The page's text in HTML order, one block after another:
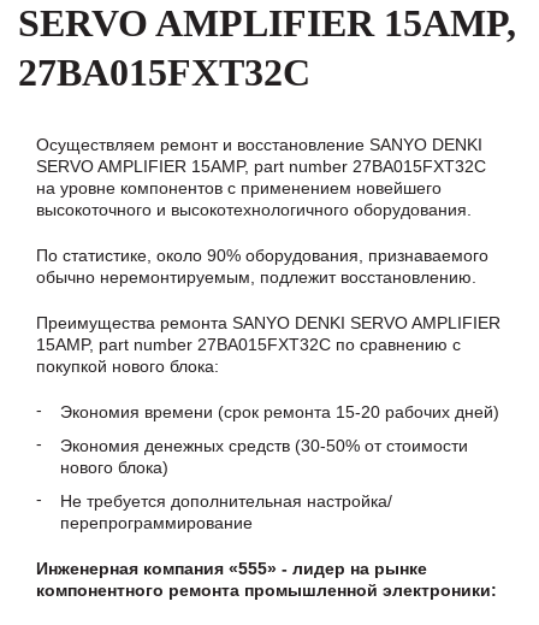
SERVO AMPLIFIER 15AMP,
27BA015FXT32C
Осуществляем ремонт и восстановление SANYO DENKI
SERVO AMPLIFIER 15AMP, part number 27BA015FXT32C
на уровне компонентов с применением новейшего
высокоточного и высокотехнологичного оборудования.
По статистике, около 90% оборудования, признаваемого
обычно неремонтируемым, подлежит восстановлению.
Преимущества ремонта SANYO DENKI SERVO AMPLIFIER
15AMP, part number 27BA015FXT32C по сравнению с
покупкой нового блока:
Экономия времени (срок ремонта 15-20 рабочих дней)
Экономия денежных средств (30-50% от стоимости
нового блока)
Не требуется дополнительная настройка/
перепрограммирование
Инженерная компания «555» - лидер на рынке
компонентного ремонта промышленной электроники: